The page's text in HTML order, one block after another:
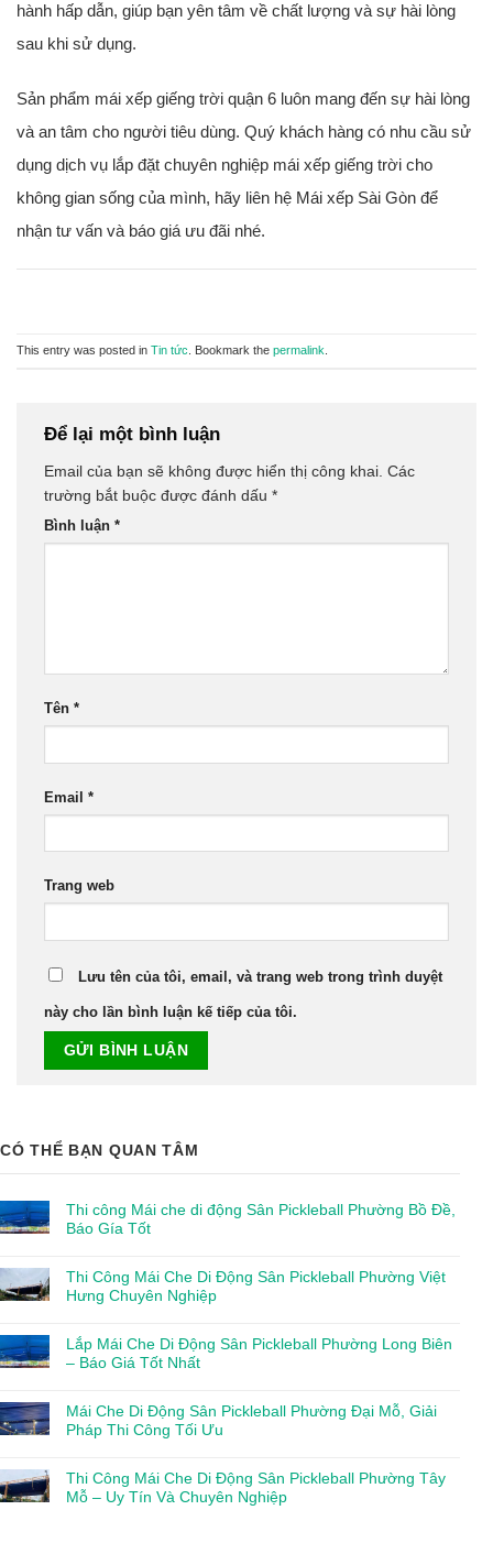
CÓ THỂ BẠN QUAN TÂM
Thi công Mái che di động Sân Pickleball Phường Bồ Đề,
Báo Gía Tốt
Thi Công Mái Che Di Động Sân Pickleball Phường Việt
Hưng Chuyên Nghiệp
Lắp Mái Che Di Động Sân Pickleball Phường Long Biên
– Báo Giá Tốt Nhất
Mái Che Di Động Sân Pickleball Phường Đại Mỗ, Giải
Pháp Thi Công Tối Ưu
Thi Công Mái Che Di Động Sân Pickleball Phường Tây
Mỗ – Uy Tín Và Chuyên Nghiệp
hành hấp dẫn, giúp bạn yên tâm về chất lượng và sự hài lòng
sau khi sử dụng.
Sản phẩm mái xếp giếng trời quận 6 luôn mang đến sự hài lòng
và an tâm cho người tiêu dùng. Quý khách hàng có nhu cầu sử
dụng dịch vụ lắp đặt chuyên nghiệp mái xếp giếng trời cho
không gian sống của mình, hãy liên hệ Mái xếp Sài Gòn để
nhận tư vấn và báo giá ưu đãi nhé.
This entry was posted in Tin tức. Bookmark the permalink.
Để lại một bình luận
Email của bạn sẽ không được hiển thị công khai. Các
trường bắt buộc được đánh dấu *
Bình luận *
Tên *
Email *
Trang web
Lưu tên của tôi, email, và trang web trong trình duyệt
này cho lần bình luận kế tiếp của tôi.